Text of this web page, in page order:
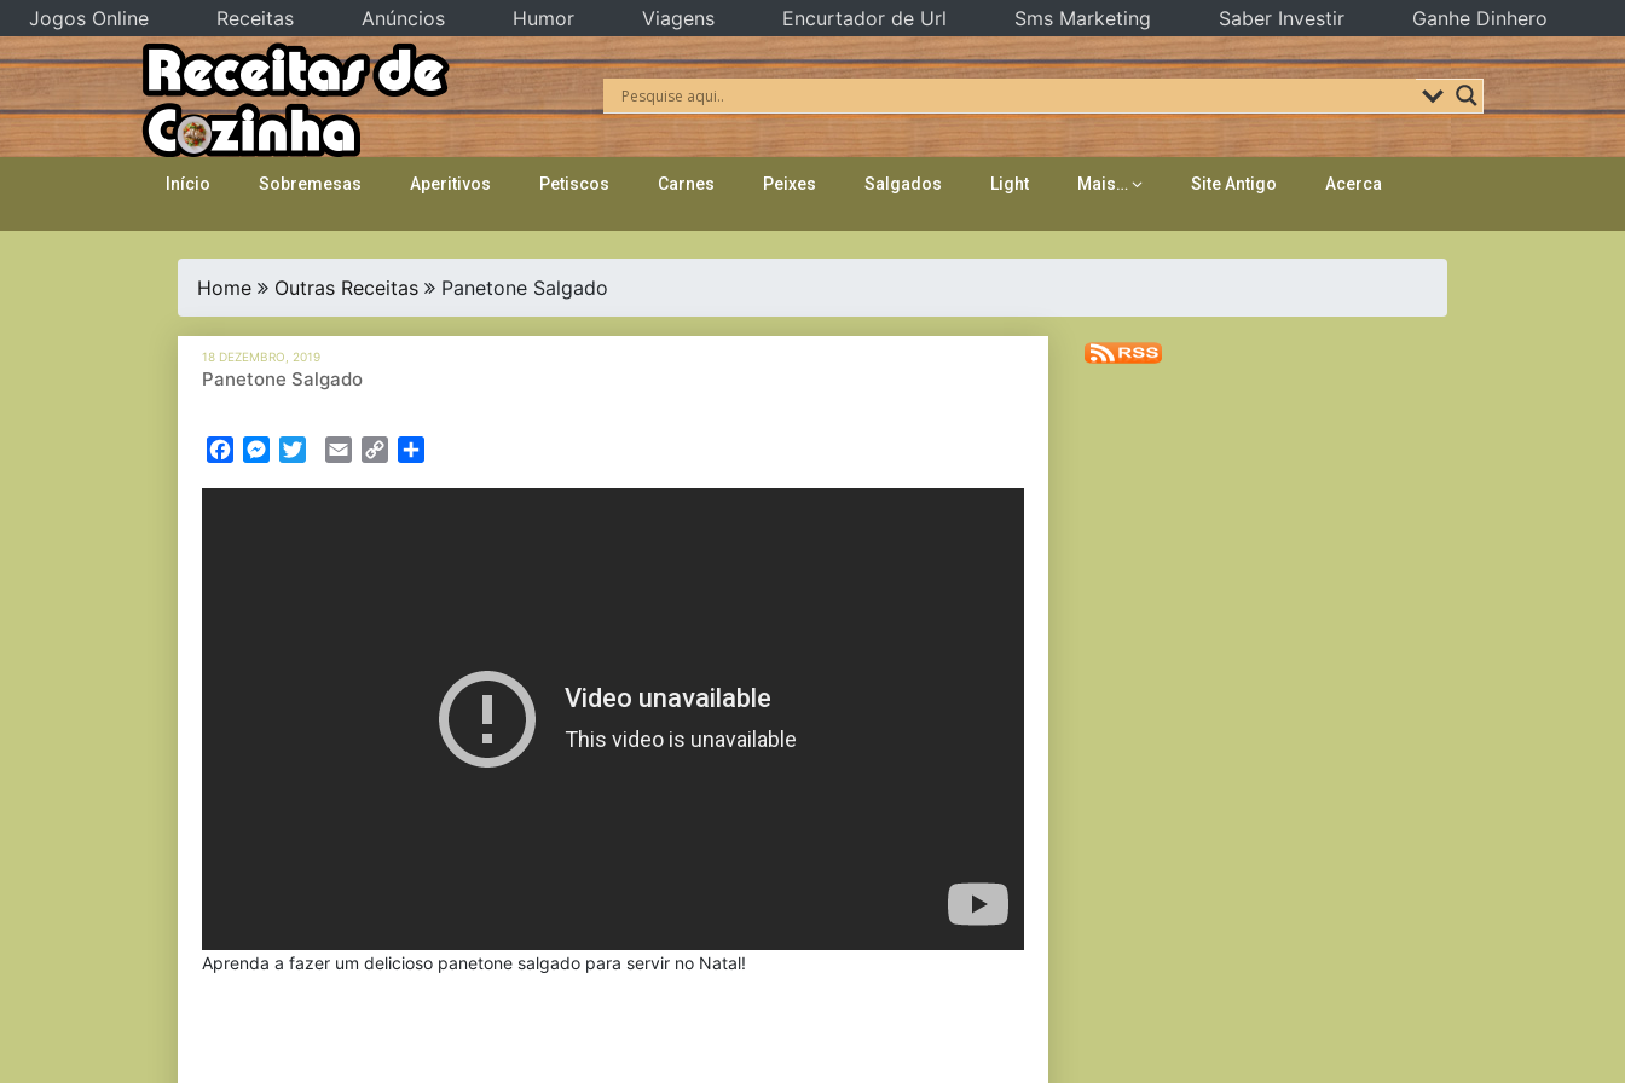
Skip
to
content
Início Sobremesas Aperitivos Petiscos Carnes Peixes Salgados Light Mais… Site Antigo Acerca
Home Outras Receitas Panetone Salgado
18 DEZEMBRO, 2019
Panetone Salgado
FacebookMessenger
TwitterEmail Copy
Aprenda a fazer um delicioso panetone salgado para servir no Natal!
Jogos Online Receitas Anúncios Humor Viagens Encurtador de Url Sms Marketing Saber Investir Ganhe Dinhero